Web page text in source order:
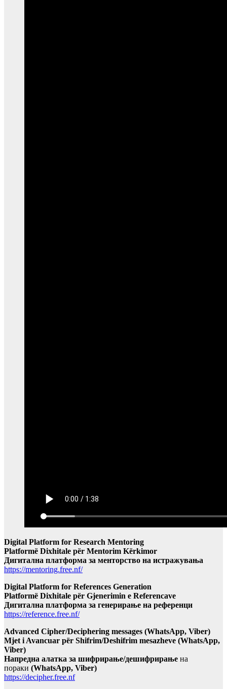
Digital Platform for Research Mentoring
Platformë Dixhitale për Mentorim Kërkimor
Дигитална платформа за менторство на истражувања
https://mentoring.free.nf/
Digital Platform for References Generation
Platformë Dixhitale për Gjenerimin e Referencave
Дигитална платформа за генерирање на референци
https://reference.free.nf/
Advanced Cipher/Deciphering messages (WhatsApp, Viber)
Mjet i Avancuar për Shifrim/Deshifrim mesazheve (WhatsApp,
Viber)
Напредна алатка за шифрирање/дешифрирање на
пораки (WhatsApp, Viber)
https://decipher.free.nf